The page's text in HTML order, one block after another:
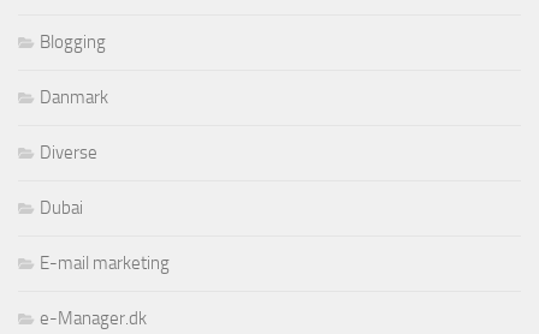
Blogging
Danmark
Diverse
Dubai
E-mail marketing
e-Manager.dk